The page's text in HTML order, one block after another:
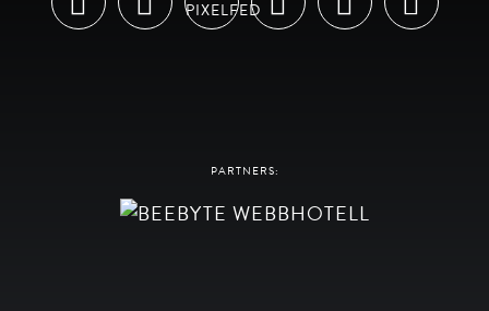
PARTNERS: